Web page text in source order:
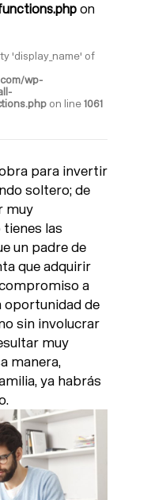
on
'display_name' of
wp-
on line 1061
para invertir
soltero; de
muy
tienes las
un padre de
que adquirir
a
oportunidad de
sin involucrar
muy
manera,
ya habrás